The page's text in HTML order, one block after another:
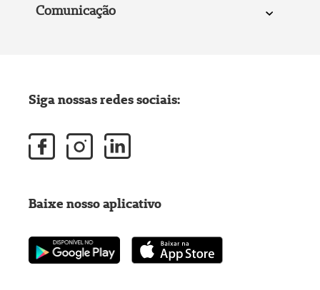
Comunicação
Siga nossas redes sociais:
Baixe nosso aplicativo